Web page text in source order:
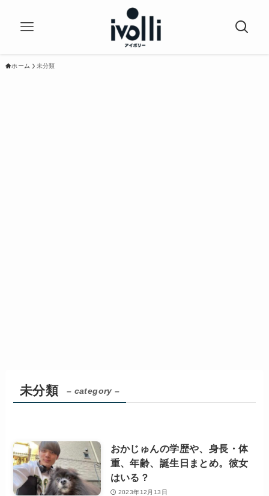
ホーム 未分類
未分類 – category –
おかじゅんの学歴や、身長・体
重、年齢、誕生日まとめ。彼女
はいる？
2023年12月13日